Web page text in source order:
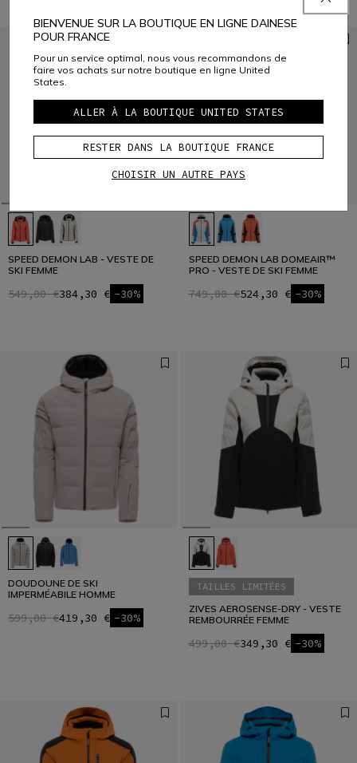
SPEED DEMON LAB - VESTE DE
SKI FEMME
549,00 €384,30 € -30%
SPEED DEMON LAB DOMEAIR™
PRO - VESTE DE SKI FEMME
749,00 €524,30 € -30%
DOUDOUNE DE SKI
IMPERMÉABILE HOMME
599,00 €419,30 € -30%
TAILLES LIMITÉES
ZIVES AEROSENSE-DRY - VESTE
REMBOURRÉE FEMME
499,00 €349,30 € -30%
BIENVENUE SUR LA BOUTIQUE EN LIGNE DAINESE
POUR FRANCE
Pour un service optimal, nous vous recommandons de
faire vos achats sur notre boutique en ligne United
States.
ALLER À LA BOUTIQUE UNITED STATES
RESTER DANS LA BOUTIQUE FRANCE
CHOISIR UN AUTRE PAYS